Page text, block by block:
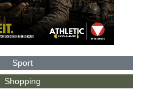
Sport
Shopping